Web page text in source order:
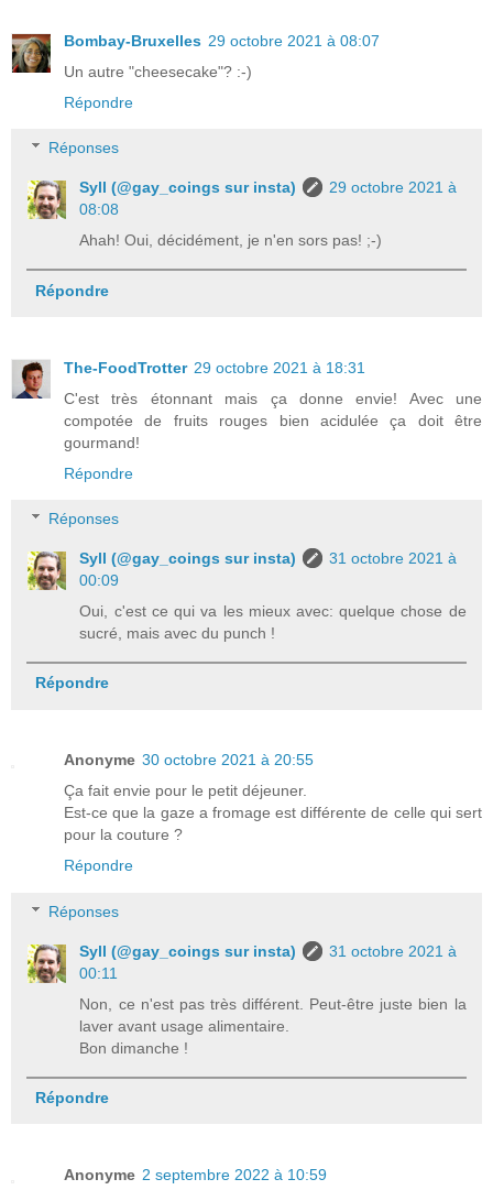
Bombay-Bruxelles 29 octobre 2021 à 08:07
Un autre "cheesecake"? :-)
Répondre
Réponses
Syll (@gay_coings sur insta)
29 octobre 2021 à
08:08
Ahah! Oui, décidément, je n'en sors pas! ;-)
Répondre
The-FoodTrotter 29 octobre 2021 à 18:31
C'est très étonnant mais ça donne envie! Avec une
compotée de fruits rouges bien acidulée ça doit être
gourmand!
Répondre
Réponses
Syll (@gay_coings sur insta)
31 octobre 2021 à
00:09
Oui, c'est ce qui va les mieux avec: quelque chose de
sucré, mais avec du punch !
Répondre
Anonyme 30 octobre 2021 à 20:55
Ça fait envie pour le petit déjeuner.
Est-ce que la gaze a fromage est différente de celle qui sert
pour la couture ?
Répondre
Réponses
Syll (@gay_coings sur insta)
31 octobre 2021 à
00:11
Non, ce n'est pas très différent. Peut-être juste bien la
laver avant usage alimentaire.
Bon dimanche !
Répondre
Anonyme 2 septembre 2022 à 10:59